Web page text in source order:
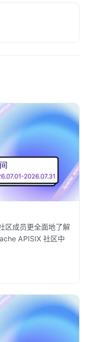
区成员更全面地了解
APISIX 社区中